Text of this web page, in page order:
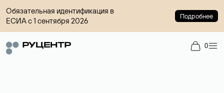
Обязательная идентификация в
ЕСИА с 1 сентября 2026
Подробнее
0